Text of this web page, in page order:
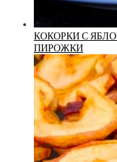
КОКОРКИ С
ПИРОЖКИ